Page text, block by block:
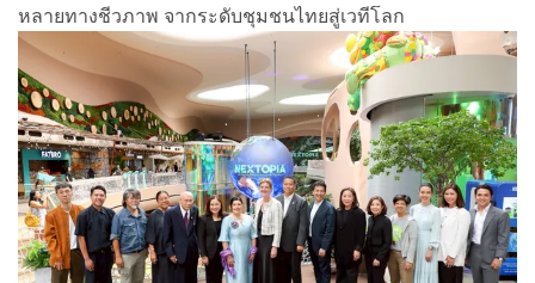
หลายทางชีวภาพ จากระดับชุมชนไทยสู่เวทีโลก